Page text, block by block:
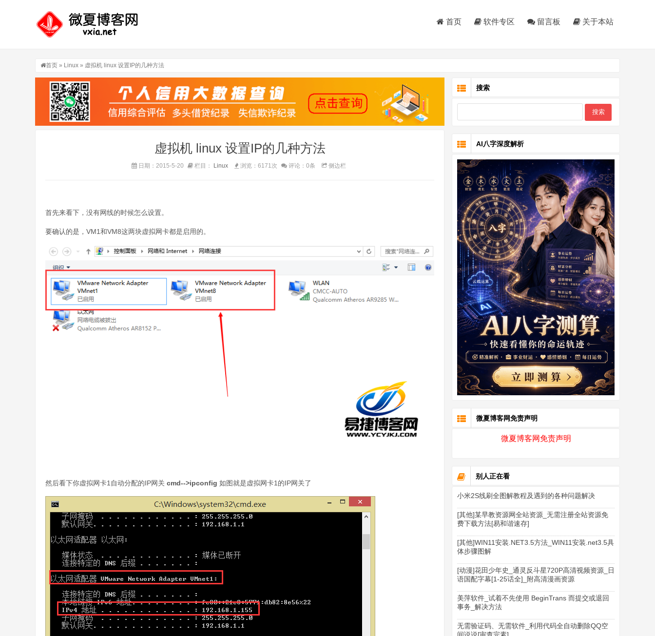
首页 软件专区 留言板 关于本站
首页 » Linux » 虚拟机 linux 设置IP的几种方法
虚拟机 linux 设置IP的几种方法
日期：2015-5-20 栏目： Linux 浏览：6171次 评论：0条 侧边栏
首先来看下，没有网线的时候怎么设置。
要确认的是，VM1和VM8这两块虚拟网卡都是启用的。
然后看下你虚拟网卡1自动分配的IP网关 cmd-->ipconfig 如图就是虚拟网卡1的IP网关了
搜索
AI八字深度解析
微夏博客网免责声明
微夏博客网免责声明
别人正在看
小米2S线刷全图解教程及遇到的各种问题解决
[其他]某早教资源网全站资源_无需注册全站资源免
费下载方法[易和谐速存]
[其他]WIN11安装.NET3.5方法_WIN11安装.net3.5具
体步骤图解
[动漫]花田少年史_通灵反斗星720P高清视频资源_日
语国配字幕[1-25话全]_附高清漫画资源
美萍软件_试着不先使用 BeginTrans 而提交或退回
事务_解决方法
无需验证码、无需软件_利用代码全自动删除QQ空